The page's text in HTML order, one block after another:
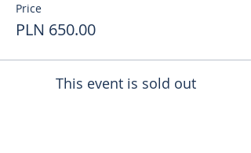
Price
PLN 650.00
This event is sold out